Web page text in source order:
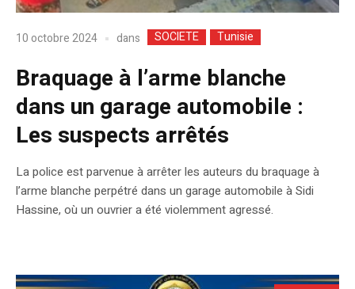
10 octobre 2024 dans SOCIETE Tunisie
Braquage à l’arme blanche
dans un garage automobile :
Les suspects arrêtés
La police est parvenue à arrêter les auteurs du braquage à
l’arme blanche perpétré dans un garage automobile à Sidi
Hassine, où un ouvrier a été violemment agressé.